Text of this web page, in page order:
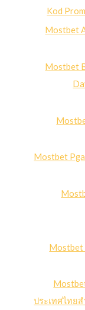
Kod
Mostbet
Mostbet
Mostbet Pga
Mostbet
ประเทศไทย